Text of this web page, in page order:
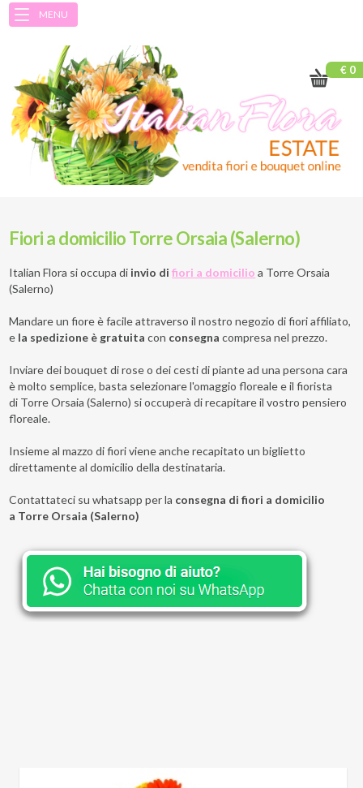
MENU
€ 0
Fiori a domicilio Torre Orsaia (Salerno)
Italian Flora si occupa di invio difiori a domicilio a Torre Orsaia
(Salerno)
Mandare un fiore è facile attraverso il nostro negozio di fiori affiliato,
e la spedizione è gratuita con consegna compresa nel prezzo.
Inviare dei bouquet di rose o dei cesti di piante ad una persona cara
è molto semplice, basta selezionare l'omaggio floreale e il fiorista
di Torre Orsaia (Salerno) si occuperà di recapitare il vostro pensiero
floreale.
Insieme al mazzo di fiori viene anche recapitato un biglietto
direttamente al domicilio della destinataria.
Contattateci su whatsapp per la consegna di fiori a domicilio
a Torre Orsaia (Salerno)